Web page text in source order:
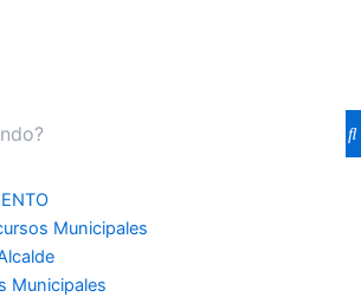
Municipales
Municipales